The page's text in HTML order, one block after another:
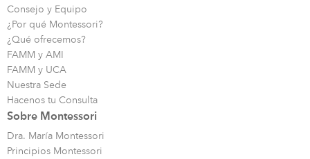
Consejo y Equipo
¿Por qué Montessori?
¿Qué ofrecemos?
FAMM y AMI
FAMM y UCA
Nuestra Sede
Hacenos tu Consulta
Sobre Montessori
Dra. María Montessori
Principios Montessori